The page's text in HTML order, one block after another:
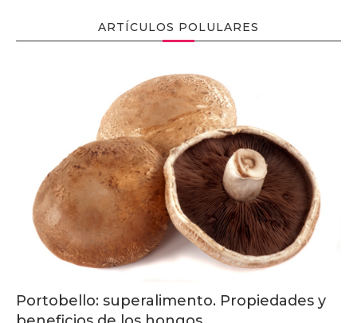
ARTÍCULOS POLULARES
Portobello: superalimento. Propiedades y